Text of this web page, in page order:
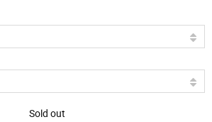
Sold out